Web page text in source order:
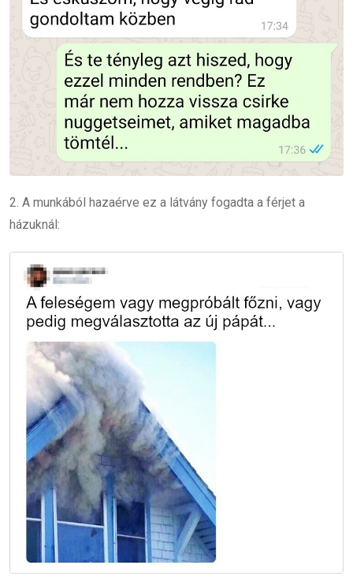
2. A munkából hazaérve ez a látvány fogadta a férjet a
házuknál: